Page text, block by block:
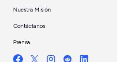
Nuestra Misión
Contáctanos
Prensa